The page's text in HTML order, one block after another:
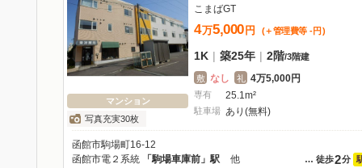
マンション
写真充実30枚
こまばGT
4万5,000 円 (＋管理費等 - 円 )
1K | 築25年 | 2階/3階建
敷 なし 礼 4万5,000円
専有 25.1m²
駐車場 あり(無料)
函館市駒場町16-12
… 徒歩2分
函館市電２系統 「駒場車庫前」駅 他